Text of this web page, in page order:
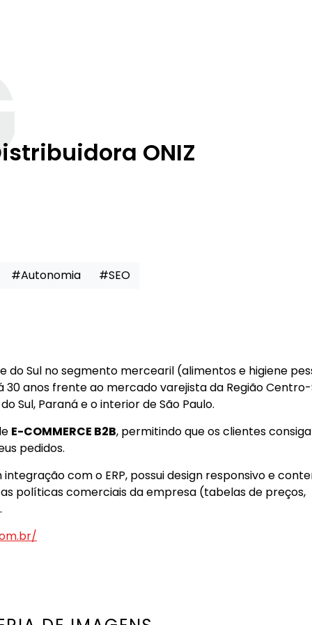
ONIZ
#Autonomia #SEO
do Sul no segmento mercearil (alimentos e higiene
30 anos frente ao mercado varejista da Região Centro-
Sul, Paraná e o interior de São Paulo.
E-COMMERCE B2B, permitindo que os clientes
pedidos.
com o ERP, possui design responsivo e
políticas comerciais da empresa (tabelas de preços,